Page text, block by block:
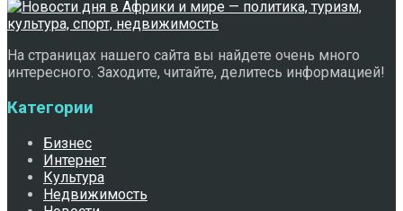
На страницах нашего сайта вы найдете очень много
интересного. Заходите, читайте, делитесь информацией!
Категории
Бизнес
Интернет
Культура
Недвижимость